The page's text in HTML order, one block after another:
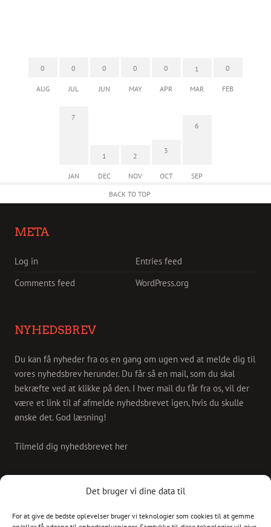
Det bruger vi dine data til
For at give de bedste oplevelser bruger vi teknologier som cookies til at gemme
0
AUG
0
JUL
0
JUN
0
MAY
0
APR
1
MAR
0
FEB
7
JAN
1
DEC
2
NOV
3
OCT
6
SEP
BACK TO TOP
META
Log in
Entries feed
Comments feed
WordPress.org
NYHEDSBREV
Du kan få nyheder fra os en gang om ugen ved at melde dig til
vores nyhedsbrev herunder. Du får så en mail, som du skal
bekræfte ved at klikke på den. I hver mail du får fra os, vil der
være et link til af afmelde nyhedsbrevet igen, hvis du skulle
ønske det. God læsning!
Tilmeld dig nyhedsbrevet her
Skriv til os på